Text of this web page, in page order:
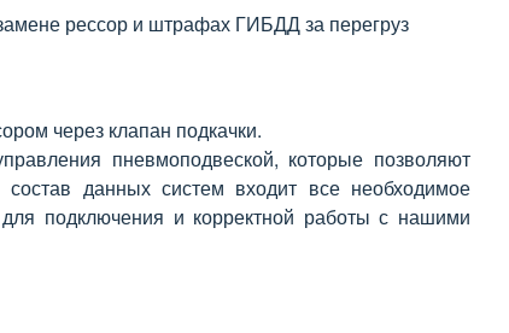
рессор и штрафах ГИБДД за перегруз
через клапан подкачки.
пневмоподвеской, которые позволяют
данных систем входит все необходимое
подключения и корректной работы с нашими